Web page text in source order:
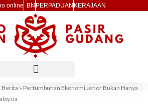
online BN PERPADUAN KERAJAAN
Berita » Pertumbuhan Ekonomi Johor Bukan Hanya